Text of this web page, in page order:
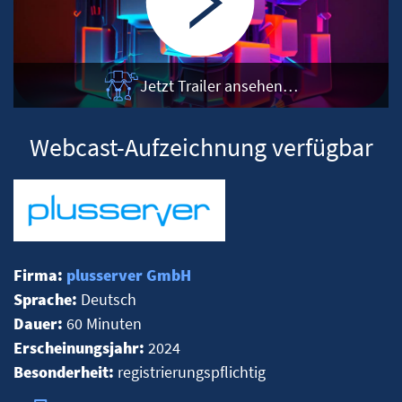
Jetzt Trailer ansehen…
Webcast-Aufzeichnung verfügbar
Firma: plusserver GmbH
Sprache: Deutsch
Dauer: 60 Minuten
Erscheinungsjahr: 2024
Besonderheit: registrierungspflichtig